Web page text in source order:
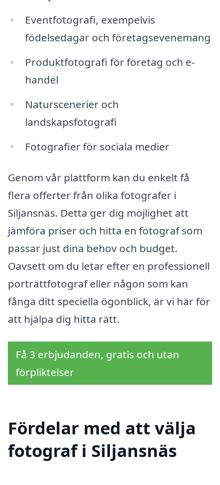
Eventfotografi, exempelvis
födelsedagar och företagsevenemang
Produktfotografi för företag och e-
handel
Naturscenerier och
landskapsfotografi
Fotografier för sociala medier
Genom vår plattform kan du enkelt få
flera offerter från olika fotografer i
Siljansnäs. Detta ger dig möjlighet att
jämföra priser och hitta en fotograf som
passar just dina behov och budget.
Oavsett om du letar efter en professionell
porträttfotograf eller någon som kan
fånga ditt speciella ögonblick, är vi här för
att hjälpa dig hitta rätt.
Få 3 erbjudanden, gratis och utan
förpliktelser
Fördelar med att välja
fotograf i Siljansnäs